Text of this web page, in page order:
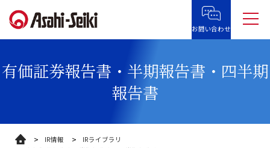
お問い合わせ
有価証券報告書・半期報告書・四半期
報告書
IR情報
IRライブラリ